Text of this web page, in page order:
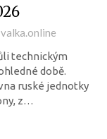
technickým
době.
ruské jednotky
z…